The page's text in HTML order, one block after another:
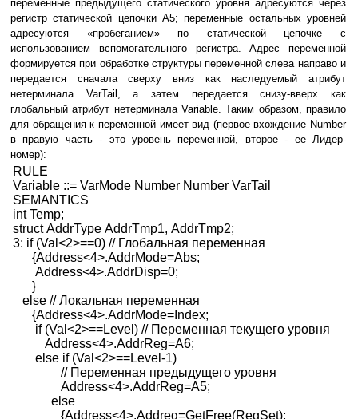
переменные предыдущего статического уровня адресуются через
регистр статической цепочки А5; переменные остальных уровней
адресуются «пробеганием» по статической цепочке с
использованием вспомогательного регистра. Адрес переменной
формируется при обработке структуры переменной слева направо и
передается сначала сверху вниз как наследуемый атрибут
нетерминала VarTail, а затем передается снизу-вверх как
глобальный атрибут нетерминала Variable. Таким образом, правило
для обращения к переменной имеет вид (первое вхождение Number
в правую часть - это уровень переменной, второе - ее Лидер-
номер):
RULE
Variable ::= VarMode Number Number VarTail
SEMANTICS
int Temp;
struct AddrType AddrTmp1, AddrTmp2;
3: if (Val<2>==0) // Глобальная переменная
{Address<4>.AddrMode=Abs;
Address<4>.AddrDisp=0;
}
else // Локальная переменная
{Address<4>.AddrMode=Index;
if (Val<2>==Level ) // Переменная текущего уровня
Address<4>.AddrReg=A6;
else if (Val<2>==Level -1)
// Переменная предыдущего уровня
Address<4>.AddrReg=A5;
else
{Address<4>.Addreg=GetFree(RegSet);